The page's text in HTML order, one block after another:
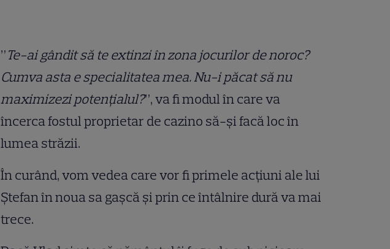
”Te-ai gândit să te extinzi în zona jocurilor de noroc?
Cumva asta e specialitatea mea. Nu-i păcat să nu
maximizezi potențialul?”, va fi modul în care va
încerca fostul proprietar de cazino să-și facă loc în
lumea străzii.
În curând, vom vedea care vor fi primele acțiuni ale lui
Ștefan în noua sa gașcă și prin ce întâlnire dură va mai
trece.